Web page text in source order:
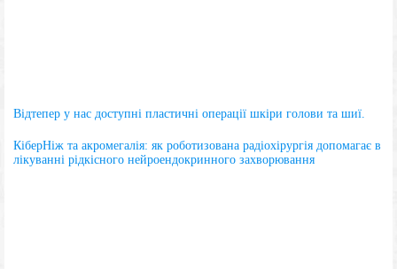
Відтепер у нас доступні пластичні операції шкіри голови та шиї.
КіберНіж та акромегалія: як роботизована радіохірургія допомагає в
лікуванні рідкісного нейроендокринного захворювання